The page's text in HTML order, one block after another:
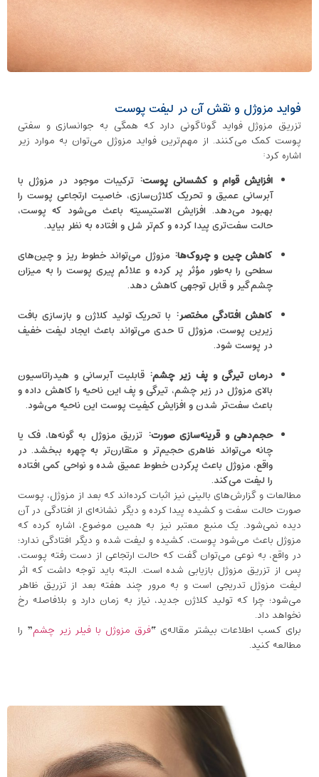
فواید مزوژل و نقش آن در لیفت پوست
تزریق مزوژل فواید گوناگونی دارد که همگی به جوانسازی و سفتی
پوست کمک می‌کنند. از مهم‌ترین فواید مزوژل می‌توان به موارد زیر
اشاره کرد:
افزایش قوام و کشسانی پوست: ترکیبات موجود در مزوژل با
آبرسانی عمیق و تحریک کلاژن‌سازی، خاصیت ارتجاعی پوست را
بهبود می‌دهد. افزایش الاستیسیته باعث می‌شود که پوست،
حالت سفت‌تری پیدا کرده و کم‌تر شل و افتاده به نظر بیاید.
کاهش چین ‌و چروک‌ها: مزوژل می‌تواند خطوط ریز و چین‌های
سطحی را به‌طور مؤثر پر کرده و علائم پیری پوست را به میزان
چشم‌گیر و قابل توجهی کاهش دهد.
کاهش افتادگی مختصر: با تحریک تولید کلاژن و بازسازی بافت
زیرین پوست، مزوژل تا حدی می‌تواند باعث ایجاد لیفت خفیف
در پوست شود.
درمان تیرگی و پف زیر چشم: قابلیت آبرسانی و هیدراتاسیون
بالای مزوژل در زیر چشم، تیرگی و پف این ناحیه را کاهش داده و
باعث سفت‌تر شدن و افزایش کیفیت پوست این ناحیه می‌شود.
حجم‌دهی و قرینه‌سازی صورت: تزریق مزوژل به گونه‌ها، فک یا
چانه می‌تواند ظاهری حجیم‌تر و متقارن‌تر به چهره ببخشد. در
واقع، مزوژل باعث پرکردن خطوط عمیق شده و نواحی کمی افتاده
را لیفت می‌کند.
مطالعات و گزارش‌های بالینی نیز اثبات کرده‌اند که بعد از مزوژل، پوست
صورت حالت سفت و کشیده پیدا کرده و دیگر نشانه‌ای از افتادگی در آن
دیده نمی‌شود. یک منبع معتبر نیز به همین موضوع، اشاره کرده که
مزوژل باعث می‌شود پوست، کشیده و لیفت شده و دیگر افتادگی ندارد؛
در واقع، به نوعی می‌توان گفت که حالت ارتجاعی از دست رفته پوست،
پس از تزریق مزوژل بازیابی شده است. البته باید توجه داشت که اثر
لیفت مزوژل تدریجی است و به مرور چند هفته بعد از تزریق ظاهر
می‌شود؛ چرا که تولید کلاژن جدید، نیاز به زمان دارد و بلافاصله رخ
نخواهد داد.
برای کسب اطلاعات بیشتر مقاله‌ی “فرق مزوژل با فیلر زیر چشم” را
مطالعه کنید.